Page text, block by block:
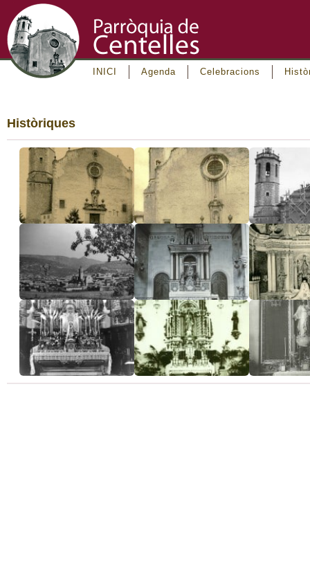
INICI Agenda Celebracions
Històriques